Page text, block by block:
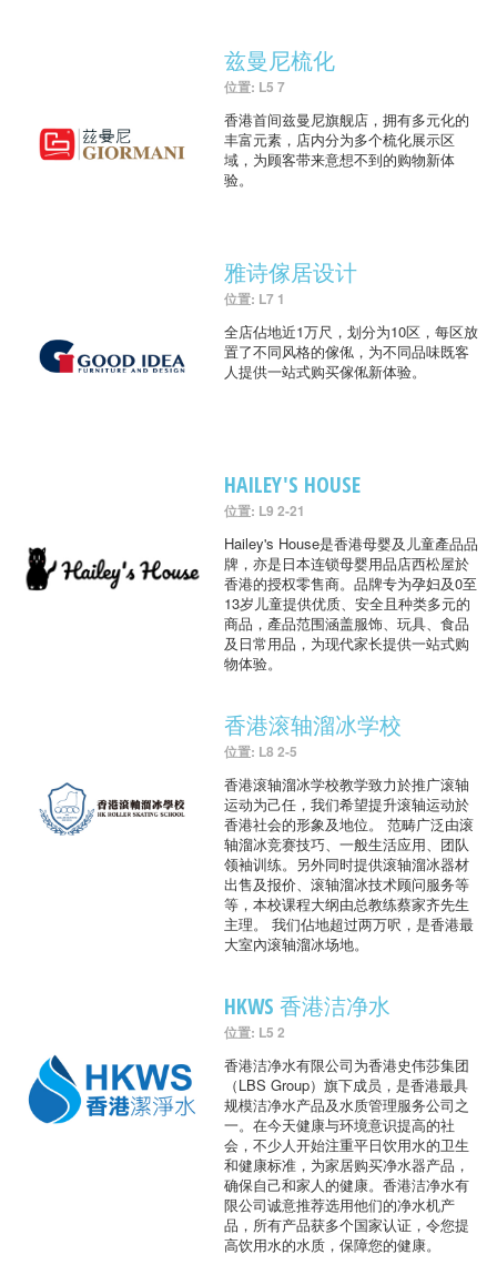
兹曼尼梳化
位置: L5 7
香港首间兹曼尼旗舰店，拥有多元化的
丰富元素，店内分为多个梳化展示区
域，为顾客带来意想不到的购物新体
验。
雅诗傢居设计
位置: L7 1
全店佔地近1万尺，划分为10区，每区放
置了不同风格的傢俬，为不同品味既客
人提供一站式购买傢俬新体验。
HAILEY'S HOUSE
位置: L9 2-21
Hailey's House是香港母婴及儿童產品品
牌，亦是日本连锁母婴用品店西松屋於
香港的授权零售商。品牌专为孕妇及0至
13岁儿童提供优质、安全且种类多元的
商品，產品范围涵盖服饰、玩具、食品
及日常用品，为现代家长提供一站式购
物体验。
香港滚轴溜冰学校
位置: L8 2-5
香港滚轴溜冰学校教学致力於推广滚轴
运动为己任，我们希望提升滚轴运动於
香港社会的形象及地位。 范畴广泛由滚
轴溜冰竞赛技巧、一般生活应用、团队
领袖训练。另外同时提供滚轴溜冰器材
出售及报价、滚轴溜冰技术顾问服务等
等，本校课程大纲由总教练蔡家齐先生
主理。 我们佔地超过两万呎，是香港最
大室內滚轴溜冰场地。
HKWS 香港洁净水
位置: L5 2
香港洁净水有限公司为香港史伟莎集团
（LBS Group）旗下成员，是香港最具
规模洁净水产品及水质管理服务公司之
一。在今天健康与环境意识提高的社
会，不少人开始注重平日饮用水的卫生
和健康标准，为家居购买净水器产品，
确保自己和家人的健康。香港洁净水有
限公司诚意推荐选用他们的净水机产
品，所有产品获多个国家认证，令您提
高饮用水的水质，保障您的健康。